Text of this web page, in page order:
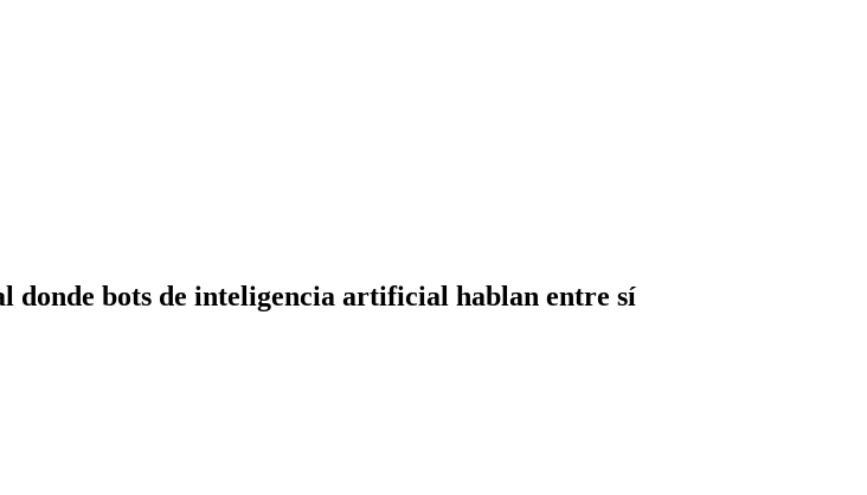
donde bots de inteligencia artificial hablan entre sí